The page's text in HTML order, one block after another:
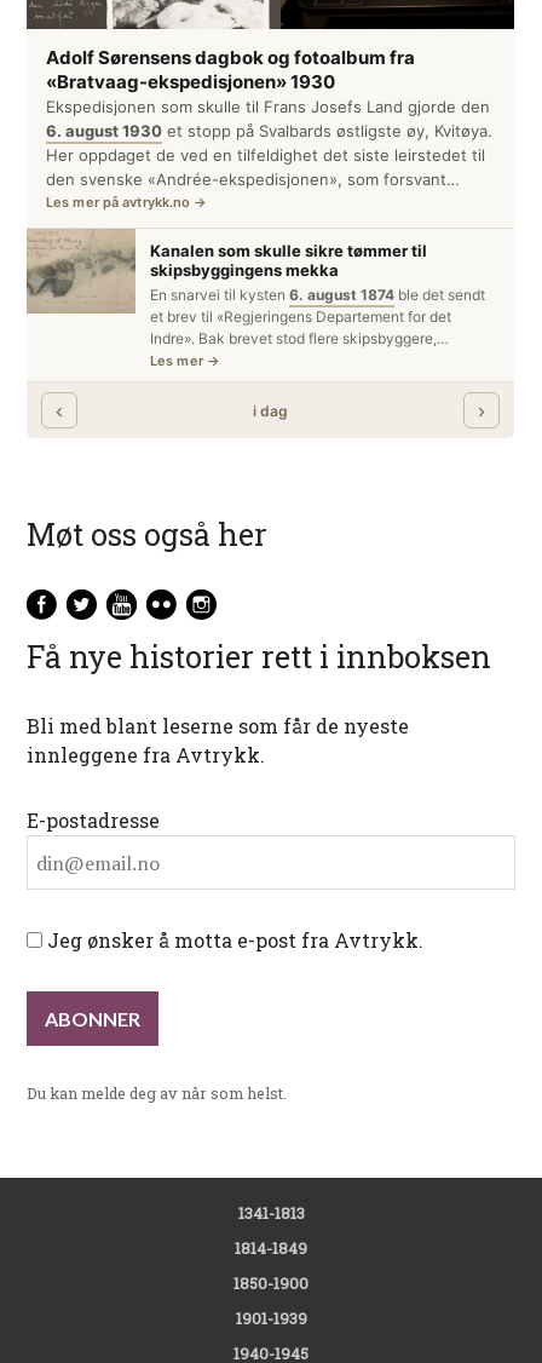
Møt oss også her
Få nye historier rett i innboksen
Bli med blant leserne som får de nyeste
innleggene fra Avtrykk.
E-postadresse
Jeg ønsker å motta e-post fra Avtrykk.
Du kan melde deg av når som helst.
1341-1813
1814-1849
1850-1900
1901-1939
1940-1945